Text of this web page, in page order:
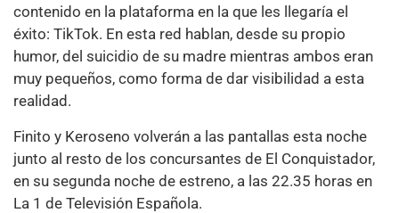
contenido en la plataforma en la que les llegaría el
éxito: TikTok. En esta red hablan, desde su propio
humor, del suicidio de su madre mientras ambos eran
muy pequeños, como forma de dar visibilidad a esta
realidad.
Finito y Keroseno volverán a las pantallas esta noche
junto al resto de los concursantes de El Conquistador,
en su segunda noche de estreno, a las 22.35 horas en
La 1 de Televisión Española.